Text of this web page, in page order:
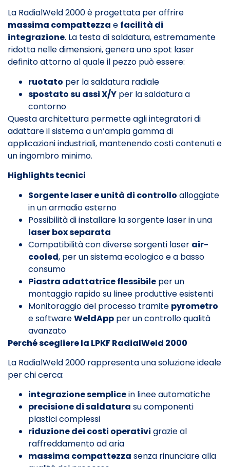
La RadialWeld 2000 è progettata per offrire
massima compattezza e facilità di
integrazione. La testa di saldatura, estremamente
ridotta nelle dimensioni, genera uno spot laser
definito attorno al quale il pezzo può essere:
ruotato per la saldatura radiale
spostato su assi X/Y per la saldatura a
contorno
Questa architettura permette agli integratori di
adattare il sistema a un’ampia gamma di
applicazioni industriali, mantenendo costi contenuti e
un ingombro minimo.
Highlights tecnici
Sorgente laser e unità di controllo alloggiate
in un armadio esterno
Possibilità di installare la sorgente laser in una
laser box separata
Compatibilità con diverse sorgenti laser air-
cooled, per un sistema ecologico e a basso
consumo
Piastra adattatrice flessibile per un
montaggio rapido su linee produttive esistenti
Monitoraggio del processo tramite pyrometro
e softwareWeldApp per un controllo qualità
avanzato
Perché scegliere la LPKF RadialWeld 2000
La RadialWeld 2000 rappresenta una soluzione ideale
per chi cerca:
integrazione semplicein linee automatiche
precisione di saldatura su componenti
plastici complessi
riduzione dei costi operativi grazie al
raffreddamento ad aria
massima compattezza senza rinunciare alla